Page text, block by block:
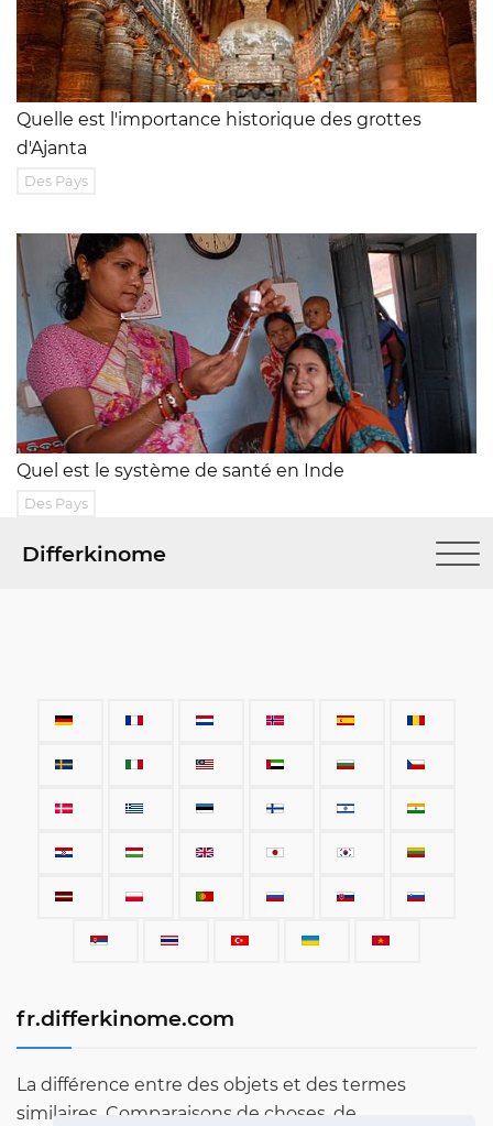
Quelle est l'importance historique des grottes
d'Ajanta
Des Pays
Quel est le système de santé en Inde
Des Pays
Differkinome
fr.differkinome.com
La différence entre des objets et des termes
similaires. Comparaisons de choses, de